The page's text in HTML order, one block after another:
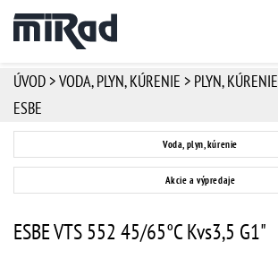
ÚVOD >VODA, PLYN, KÚRENIE > PLYN, KÚRENIE
ESBE
Voda, plyn, kúrenie
Akcie a výpredaje
ESBE VTS 552 45/65°C Kvs3,5 G1"